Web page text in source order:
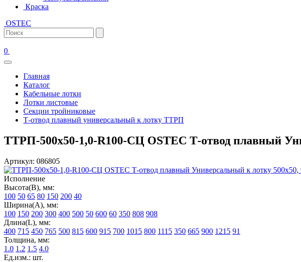
Краска
OSTEC
0
Главная
Каталог
Кабельные лотки
Лотки листовые
Секции тройниковые
Т-отвод плавный универсальный к лотку ТТРП
ТТРП-500х50-1,0-R100-СЦ OSTEC Т-отвод плавный
Артикул: 086805
Исполнение
Высота(В), мм:
100 50 65 80 150 200 40
Ширина(А), мм:
100 150 200 300 400 500 50 600 60 350 808 908
Длина(L), мм:
400 715 450 765 500 815 600 915 700 1015 800 1115 350 665 900 1215 91
Толщина, мм:
1.0 1.2 1.5 4.0
Ед.изм.: шт.